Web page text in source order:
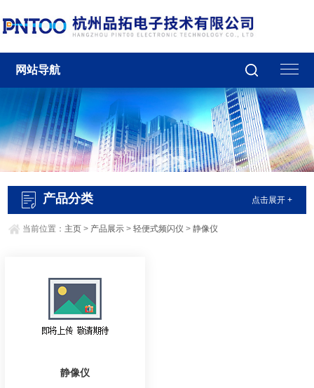
网站导航
产品分类 点击展开 +
当前位置： 主页> 产品展示> 轻便式频闪仪 > 静像仪
静像仪